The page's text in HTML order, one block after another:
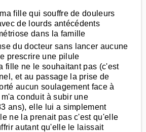
fille qui souffre de douleurs
de lourds antécédents
dans la famille
du docteur sans lancer aucune
prescrire une pilule
fille ne le souhaitant pas (c'est
et au passage la prise de
aucun soulagement face à
conduit à subir une
ans), elle lui a simplement
ne la prenait pas c'est qu'elle
autant qu'elle le laissait